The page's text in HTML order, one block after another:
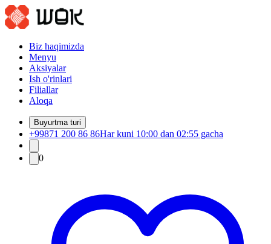
Biz haqimizda
Menyu
Aksiyalar
Ish o'rinlari
Filiallar
Aloqa
Buyurtma turi
+99871 200 86 86Har kuni 10:00 dan 02:55 gacha
0